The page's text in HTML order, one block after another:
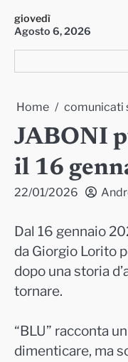
content
giovedì
Agosto 6, 2026
Home comunicati
JABONI
il 16
22/01/2026
Dal 16 gennaio
da Giorgio Lorito
dopo una storia
tornare.
“BLU” racconta
dimenticare, ma